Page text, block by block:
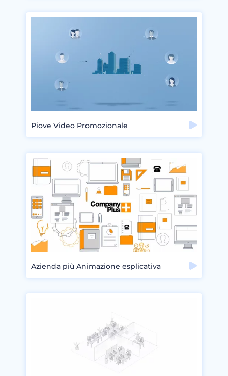
Piove Video Promozionale
Azienda più Animazione esplicativa